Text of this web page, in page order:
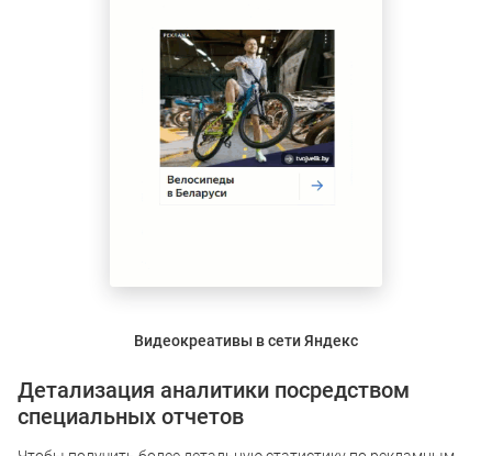
Видеокреативы в сети Яндекс
Детализация аналитики посредством
специальных отчетов